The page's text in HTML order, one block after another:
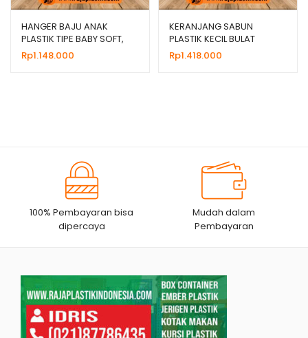
HANGER BAJU ANAK
PLASTIK TIPE BABY SOFT,
HARGA GROSIR MURAH
Rp1.148.000
KERANJANG SABUN
PLASTIK KECIL BULAT
PLAYBOY HITAM MURAH
Rp1.418.000
100% Pembayaran bisa
dipercaya
Mudah dalam
Pembayaran